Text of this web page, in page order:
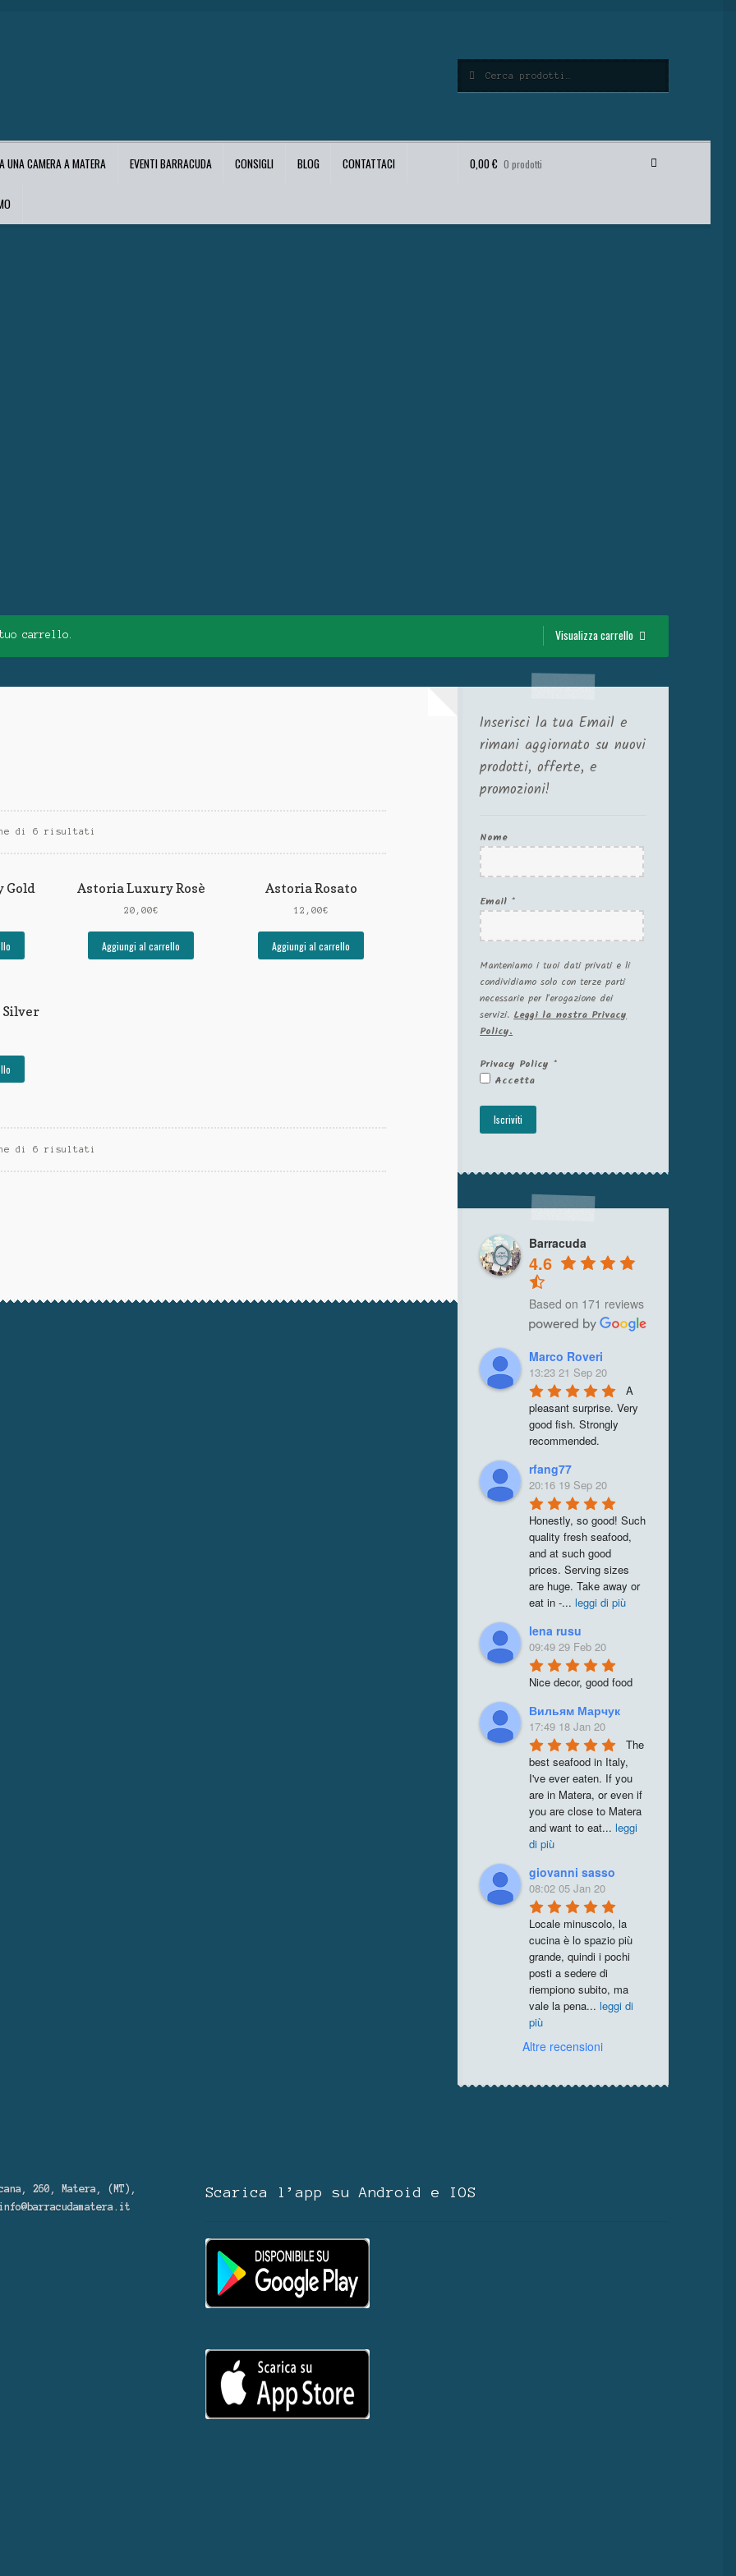
UNA CAMERA A MATERA EVENTI BARRACUDA CONSIGLI BLOG CONTATTACI 0,00€ 0 prodotti
Visualizza carrello
carrello.
di 6 risultati
Gold Astoria Luxury Rosè
20,00€
Aggiungi al carrello
Astoria Rosato
12,00€
Aggiungi al carrello
di 6 risultati
Inserisci la tua Email e
rimani aggiornato su nuovi
prodotti, offerte, e
promozioni!
Nome
Email *
Manteniamo i tuoi dati privati e li
condividiamo solo con terze parti
necessarie per l'erogazione dei
servizi.Leggi la nostra Privacy
Policy.
Privacy Policy *
Accetta
Barracuda
4.6
Based on 171 reviews
Marco Roveri
13:23 21 Sep 20
A
pleasant surprise. Very
good fish. Strongly
recommended.
rfang77
20:16 19 Sep 20
Honestly, so good! Such
quality fresh seafood,
and at such good
prices. Serving sizes
are huge. Take away or
eat in -... leggi di più
lena rusu
09:49 29 Feb 20
Nice decor, good food
Вильям Марчук
17:49 18 Jan 20
The
best seafood in Italy,
I've ever eaten. If you
are in Matera, or even if
you are close to Matera
and want to eat... leggi
di più
giovanni sasso
08:02 05 Jan 20
Locale minuscolo, la
cucina è lo spazio più
grande, quindi i pochi
posti a sedere di
riempiono subito, ma
vale la pena... leggi di
più
Altre recensioni
260, Matera, (MT),
info@barracudamatera.it
Scarica l’app su Android e IOS